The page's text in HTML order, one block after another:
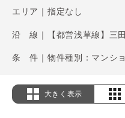
エリア｜指定なし
沿 線｜【都営浅草線】三田
大きく表示